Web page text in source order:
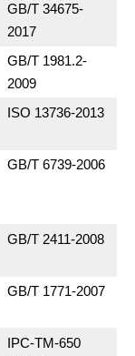
GB/T 34675-
2017
GB/T 1981.2-
2009
ISO 13736-2013
GB/T 6739-2006
GB/T 2411-2008
GB/T 1771-2007
IPC-TM-650